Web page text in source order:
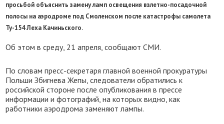
просьбой объяснить замену ламп освещения взлетно-посадочной
полосы на аэродроме под Смоленском после катастрофы самолета
Ту-154 Леха Качиньского.
Об этом в среду, 21 апреля, сообщают СМИ.
По словам пресс-секретаря главной военной прокуратуры
Польши Збигнева Жепы, следователи обратились к
российской стороне после опубликования в прессе
информации и фотографий, на которых видно, как
работники аэродрома заменяют лампы.